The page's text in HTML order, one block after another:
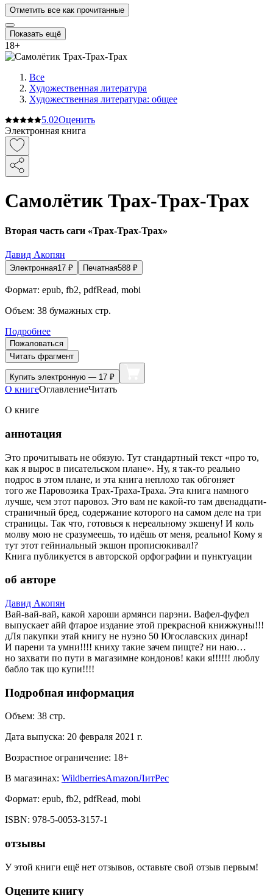
Отметить все как прочитанные
Показать ещё
18+
Все
Художественная литература
Художественная литература: общее
5.02Оценить
Электронная книга
Самолётик Трах-Трах-Трах
Вторая часть саги «Трах-Трах-Трах»
Давид Акопян
Электронная17 ₽ Печатная588 ₽
Формат: epub, fb2, pdfRead, mobi
Объем: 38 бумажных стр.
Подробнее
Пожаловаться
Читать фрагмент
Купить электронную — 17 ₽
О книгеОглавлениеЧитать
О книге
аннотация
Это прочитывать не обязую. Тут стандартный текст «про то,
как я вырос в писательском плане». Ну, я так-то реально
подрос в этом плане, и эта книга неплохо так обгоняет
того же Паровозика Трах-Траха-Траха. Эта книга намного
лучше, чем этот паровоз. Это вам не какой-то там двенадцати-
страничный бред, содержание которого на самом деле на три
страницы. Так что, готовься к нереальному экшену! И коль
молву мою не сразумеешь, то идёшь от меня, реально! Кому я
тут этот гейниальный экшон прописюкивал!?
Книга публикуется в авторской орфографии и пунктуации
об авторе
Давид Акопян
Вай-вай-вай, какой хароши армянси парэни. Вафел-фуфел
выпускает айй фтарое издание этой прекрасной книжжуны!!!
дЛя пакупки этай книгу не нуэно 50 Югославских динар!
И парени та умни!!!! книху такие зачем пищте? ни наю…
но захвати по пути в магазимне кондонов! каки я!!!!!! люблу
бабло так що купи!!!!
Подробная информация
Объем: 38 стр.
Дата выпуска: 20 февраля 2021 г.
Возрастное ограничение: 18+
В магазинах: WildberriesAmazonЛитРес
Формат: epub, fb2, pdfRead, mobi
ISBN: 978-5-0053-3157-1
отзывы
У этой книги ещё нет отзывов, оставьте свой отзыв первым!
Оцените книгу